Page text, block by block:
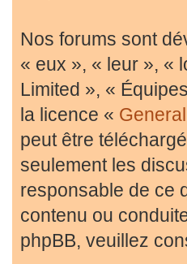
Nos forums sont
« eux », « leur », «
Limited », «
la licence «
peut être
seulement les
responsable de ce
contenu ou
phpBB, veuillez